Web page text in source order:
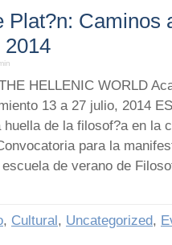
Plat?n: Caminos
2014
HELLENIC WORLD
13 a 27 julio, 2014
huella de la filosof?a en la
para la
de verano de
, Cultural, Uncategorized,